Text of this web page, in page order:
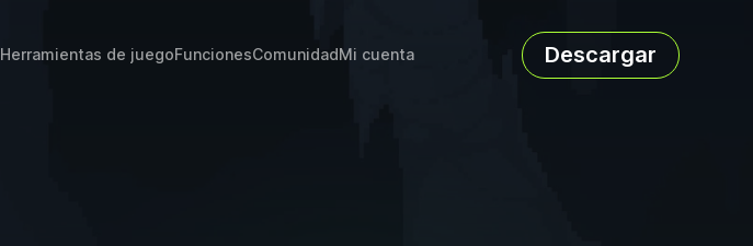
Herramientas de juegoFuncionesComunidadMi cuenta Descargar